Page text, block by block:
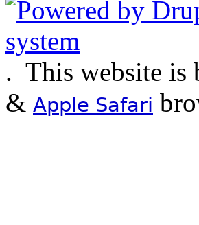
. This website
& Apple Safari